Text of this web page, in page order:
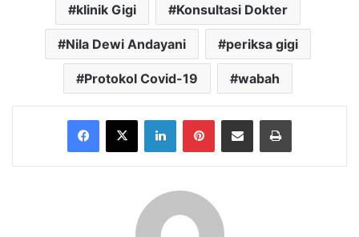
klinik Gigi Konsultasi Dokter
Nila Dewi Andayani periksa gigi
Protokol Covid-19 wabah
Facebook
X LinkedInPinterestShare via Email Print